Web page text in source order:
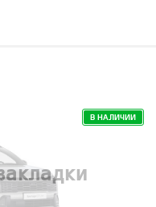
В НАЛИЧИИ